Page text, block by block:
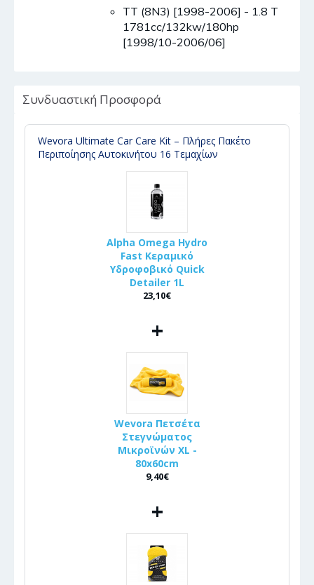
TT (8N3) [1998-2006] - 1.8 T
1781cc/132kw/180hp
[1998/10-2006/06]
Συνδυαστική Προσφορά
Wevora Ultimate Car Care Kit – Πλήρες Πακέτο
Περιποίησης Αυτοκινήτου 16 Τεμαχίων
Alpha Omega Hydro
Fast Κεραμικό
Υδροφοβικό Quick
Detailer 1L
23,10€
+
Wevora Πετσέτα
Στεγνώματος
Μικροϊνών XL -
80x60cm
9,40€
+